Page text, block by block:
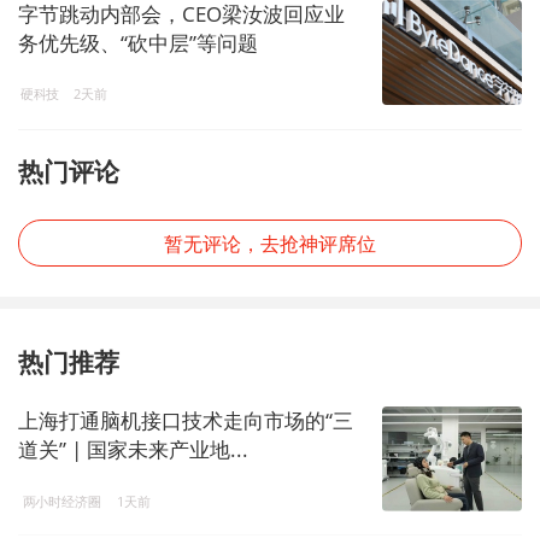
字节跳动内部会，CEO梁汝波回应业
务优先级、“砍中层”等问题
硬科技 2天前
热门评论
暂无评论，去抢神评席位
热门推荐
上海打通脑机接口技术走向市场的“三
道关” | 国家未来产业地...
两小时经济圈 1天前